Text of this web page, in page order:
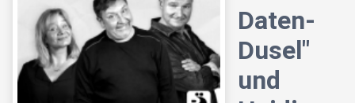
Daten-
Dusel"
und